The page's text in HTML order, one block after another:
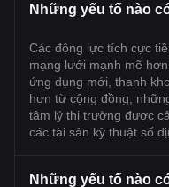
Những yếu tố nào
Các động lực tích cực
mạng lưới mạnh mẽ
ứng dụng mới, thanh
hơn từ cộng đồng,
tâm lý thị trường được
các tài sản kỹ thuật số
Những yếu tố nào